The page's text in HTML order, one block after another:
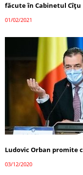
făcute în Cabinetul Cîțu
01/02/2021
Ludovic Orban promite
03/12/2020